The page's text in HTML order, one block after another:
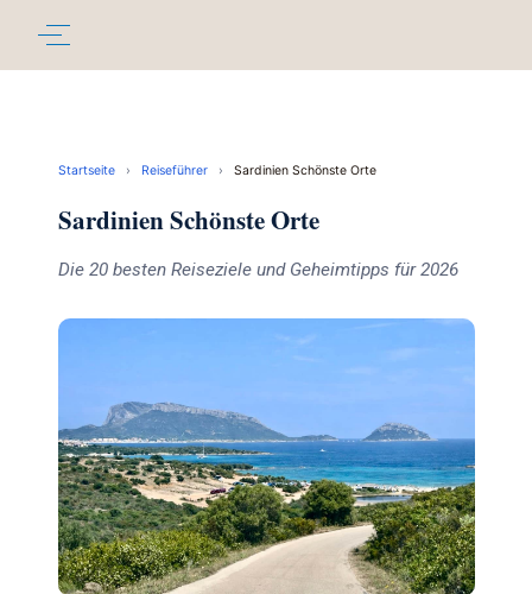
Startseite › Reiseführer › Sardinien Schönste Orte
Sardinien Schönste Orte
Die 20 besten Reiseziele und Geheimtipps für 2026